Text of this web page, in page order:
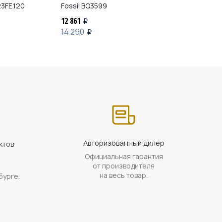
Fossil BQ3599
12 861 i
14 290 i
Авторизованный дилер
Официальная гарантия
от производителя
на весь товар.